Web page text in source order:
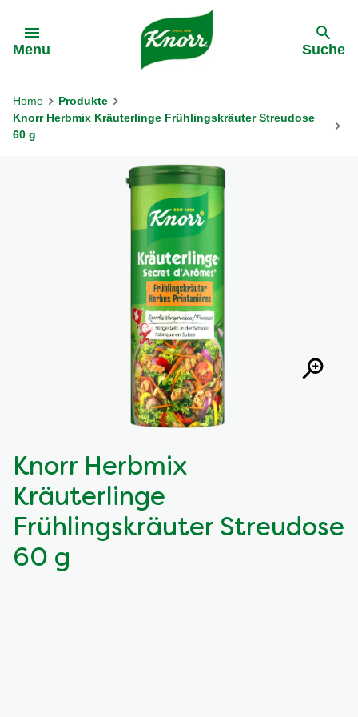
Menu Suche
Home
Produkte
Knorr Herbmix Kräuterlinge Frühlingskräuter Streudose
60 g
Knorr Herbmix
Kräuterlinge
Frühlingskräuter Streudose
60 g